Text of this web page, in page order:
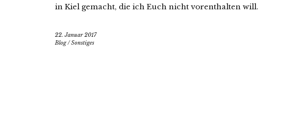
in Kiel gemacht, die ich Euch nicht vorenthalten will.
22. Januar 2017
Blog/Sonstiges